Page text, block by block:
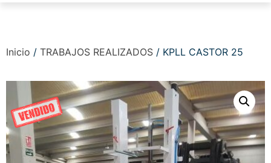
Inicio / TRABAJOS REALIZADOS / KPLL CASTOR 25